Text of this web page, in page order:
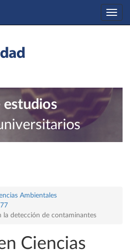
estudios
Ambientales
la detección de contaminantes
Ciencias